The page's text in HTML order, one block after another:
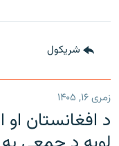
شريکول
زمری ۱۶, ۱۴۰۵
د افغانستان